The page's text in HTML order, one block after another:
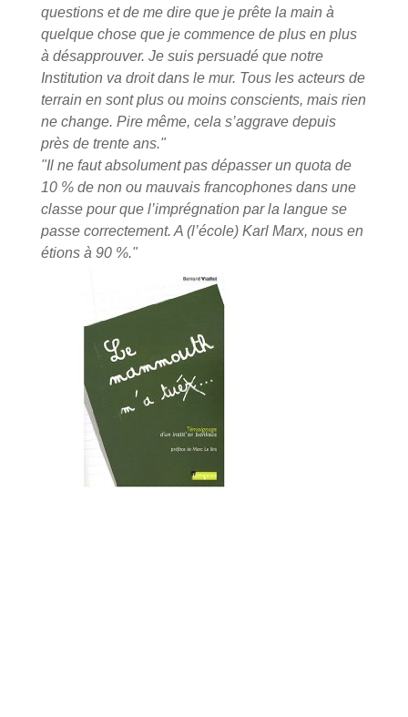
questions et de me dire que je prête la main à
quelque chose que je commence de plus en plus
à désapprouver. Je suis persuadé que notre
Institution va droit dans le mur. Tous les acteurs de
terrain en sont plus ou moins conscients, mais rien
ne change. Pire même, cela s’aggrave depuis
près de trente ans."
"Il ne faut absolument pas dépasser un quota de
10 % de non ou mauvais francophones dans une
classe pour que l’imprégnation par la langue se
passe correctement. A (l’école) Karl Marx, nous en
étions à 90 %."